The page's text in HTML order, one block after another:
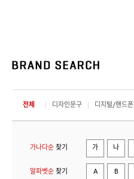
전체 디자인문구 디지털/핸드폰
가나다순 찾기 가 나
알파벳순 찾기 A B